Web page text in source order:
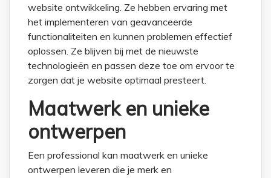
website ontwikkeling. Ze hebben ervaring met
het implementeren van geavanceerde
functionaliteiten en kunnen problemen effectief
oplossen. Ze blijven bij met de nieuwste
technologieën en passen deze toe om ervoor te
zorgen dat je website optimaal presteert.
Maatwerk en unieke
ontwerpen
Een professional kan maatwerk en unieke
ontwerpen leveren die je merk en